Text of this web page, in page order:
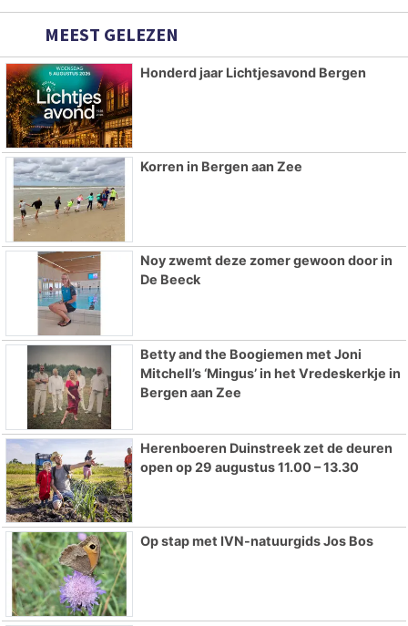
MEEST GELEZEN
Honderd jaar Lichtjesavond Bergen
Korren in Bergen aan Zee
Noy zwemt deze zomer gewoon door in
De Beeck
Betty and the Boogiemen met Joni
Mitchell’s ‘Mingus’ in het Vredeskerkje in
Bergen aan Zee
Herenboeren Duinstreek zet de deuren
open op 29 augustus 11.00 – 13.30
Op stap met IVN-natuurgids Jos Bos